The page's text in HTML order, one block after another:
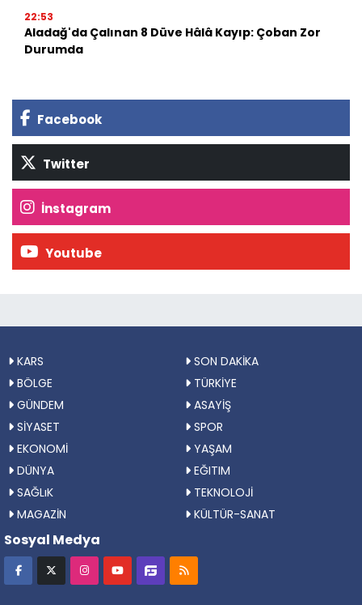
22:53
Aladağ'da Çalınan 8 Düve Hâlâ Kayıp: Çoban Zor
Durumda
Facebook
Twitter
İnstagram
Youtube
KARS
SON DAKİKA
BÖLGE
TÜRKİYE
GÜNDEM
ASAYİŞ
SİYASET
SPOR
EKONOMİ
YAŞAM
DÜNYA
EĞITIM
SAĞLıK
TEKNOLOJİ
MAGAZİN
KÜLTÜR-SANAT
Sosyal Medya